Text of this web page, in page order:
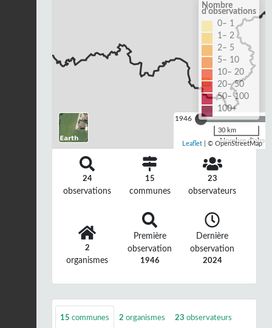
1946
Nombre
Nombre
d'observations
0– 1
1– 2
2– 5
5– 10
10– 20
20– 50
50– 100
100+
30 km
Leaflet | © OpenStreetMap
24
observations
15
communes
23
observateurs
2
organismes
Première
observation
1946
Dernière
observation
2024
15 communes 2 organismes 23 observateurs